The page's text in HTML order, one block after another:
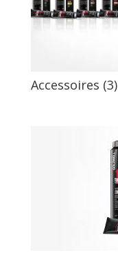
Accessoires (3)